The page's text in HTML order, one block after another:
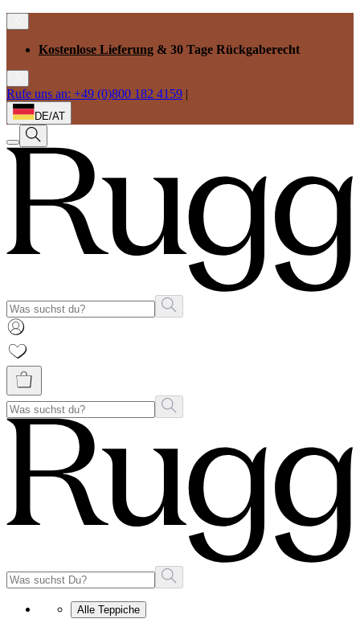
Kostenlose Lieferung & 30 Tage Rückgaberecht
Rufe uns an: +49 (0)800 182 4159 |
DE/AT
Alle Teppiche